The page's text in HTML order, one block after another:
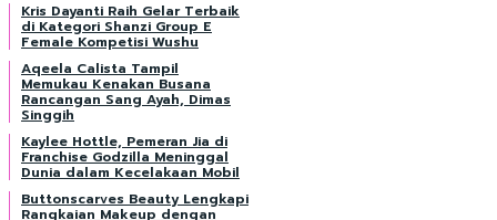
Kris Dayanti Raih Gelar Terbaik
di Kategori Shanzi Group E
Female Kompetisi Wushu
Aqeela Calista Tampil
Memukau Kenakan Busana
Rancangan Sang Ayah, Dimas
Singgih
Kaylee Hottle, Pemeran Jia di
Franchise Godzilla Meninggal
Dunia dalam Kecelakaan Mobil
Buttonscarves Beauty Lengkapi
Rangkaian Makeup dengan